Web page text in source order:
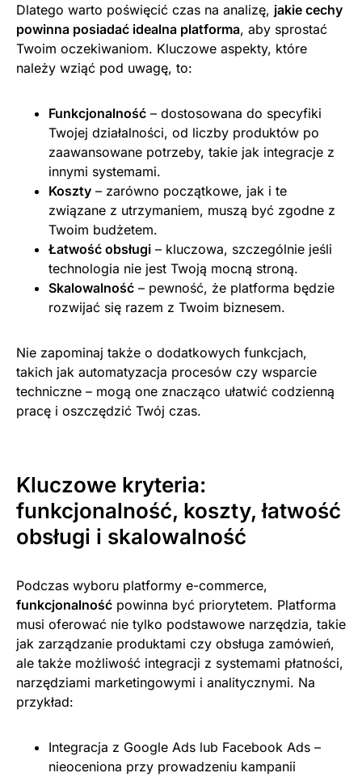
Dlatego warto poświęcić czas na analizę, jakie cechy
powinna posiadać idealna platforma, aby sprostać
Twoim oczekiwaniom. Kluczowe aspekty, które
należy wziąć pod uwagę, to:
Funkcjonalność – dostosowana do specyfiki
Twojej działalności, od liczby produktów po
zaawansowane potrzeby, takie jak integracje z
innymi systemami.
Koszty – zarówno początkowe, jak i te
związane z utrzymaniem, muszą być zgodne z
Twoim budżetem.
Łatwość obsługi – kluczowa, szczególnie jeśli
technologia nie jest Twoją mocną stroną.
Skalowalność – pewność, że platforma będzie
rozwijać się razem z Twoim biznesem.
Nie zapominaj także o dodatkowych funkcjach,
takich jak automatyzacja procesów czy wsparcie
techniczne – mogą one znacząco ułatwić codzienną
pracę i oszczędzić Twój czas.
Kluczowe kryteria:
funkcjonalność, koszty, łatwość
obsługi i skalowalność
Podczas wyboru platformy e-commerce,
funkcjonalność powinna być priorytetem. Platforma
musi oferować nie tylko podstawowe narzędzia, takie
jak zarządzanie produktami czy obsługa zamówień,
ale także możliwość integracji z systemami płatności,
narzędziami marketingowymi i analitycznymi. Na
przykład:
Integracja z Google Ads lub Facebook Ads –
nieoceniona przy prowadzeniu kampanii